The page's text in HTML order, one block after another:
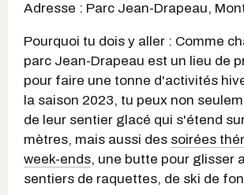
Adresse : Parc Jean-Drapeau,
Pourquoi tu dois y aller : Comme
parc Jean-Drapeau est un lieu de
pour faire une tonne d'activités
la saison 2023, tu peux non
de leur sentier glacé qui s'étend
mètres, mais aussi des soirées
week-ends, une butte pour glisser
sentiers de raquettes, de ski de